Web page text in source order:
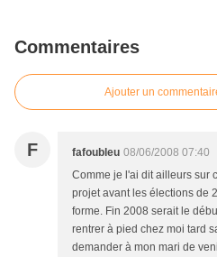
Commentaires
Ajouter un
F fafoubleu 08/06/2008 07:40
Comme je l'ai dit ailleurs sur
projet avant les élections de
forme. Fin 2008 serait le
rentrer à pied chez moi tard
demander à mon mari de